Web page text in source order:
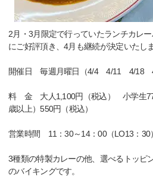
2月・3月限定で行っていたランチカレ
にご好評頂き、4月も継続が決定いたし
開催日 毎週月曜日（4/4 4/11 4/18
料 金 大人1,100円（税込） 小学生
歳以上）550円（税込）
営業時間 11：30～14：00（LO13：30）
3種類の特製カレーの他、選べるトッピ
のバイキングです。